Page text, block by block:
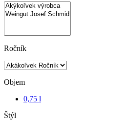
Ročník
Objem
0,75 l
Štýl